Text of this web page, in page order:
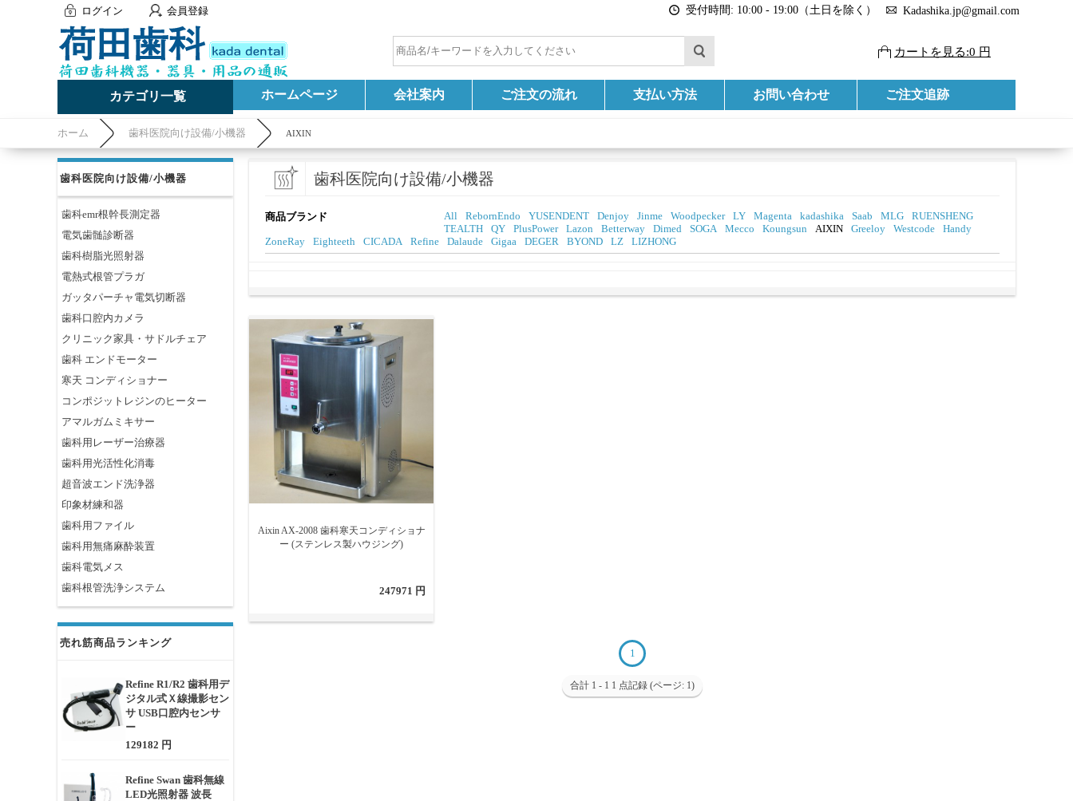
ログイン 会員登録 受付時間: 10:00 - 19:00（土日を除く） Kadashika.jp@gmail.com
カートを見る:0 円
カテゴリ一覧 ホームページ 会社案内 ご注文の流れ 支払い方法 お問い合わせ ご注文追跡
ホーム 歯科医院向け設備/小機器 AIXIN
歯科医院向け設備/小機器
歯科emr根幹長測定器
電気歯髄診断器
歯科樹脂光照射器
電熱式根管プラガ
ガッタパーチャ電気切断器
歯科口腔内カメラ
クリニック家具・サドルチェア
歯科 エンドモーター
寒天 コンディショナー
コンポジットレジンのヒーター
アマルガムミキサー
歯科用レーザー治療器
歯科用光活性化消毒
超音波エンド洗浄器
印象材練和器
歯科用ファイル
歯科用無痛麻酔装置
歯科電気メス
歯科根管洗浄システム
売れ筋商品ランキング
Refine R1/R2 歯科用デ
ジタル式Ｘ線撮影セン
サ USB口腔内センサ
ー
129182 円
Refine Swan 歯科無線
LED光照射器 波長
歯科医院向け設備/小機器
商品ブランド All RebornEndo YUSENDENT Denjoy Jinme Woodpecker LY Magenta kadashika Saab MLG
RUENSHENG
TEALTH
QY PlusPower Lazon Betterway Dimed SOGA Mecco Koungsun AIXIN Greeloy Westcode
Handy
ZoneRay
Eighteeth CICADA Refine Dalaude Gigaa DEGER BYOND LZ LIZHONG
Aixin AX-2008 歯科寒天コンディショナ
ー (ステンレス製ハウジング)
247971 円
1
合計 1 - 1 1 点記録 (ページ: 1)